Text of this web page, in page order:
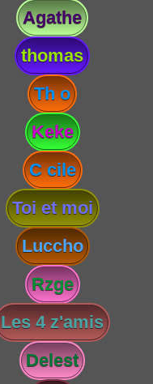
Agathe
thomas
Th o
Keke
C cile
Toi et moi
Luccho
Rzge
Les 4 z'amis
Delest